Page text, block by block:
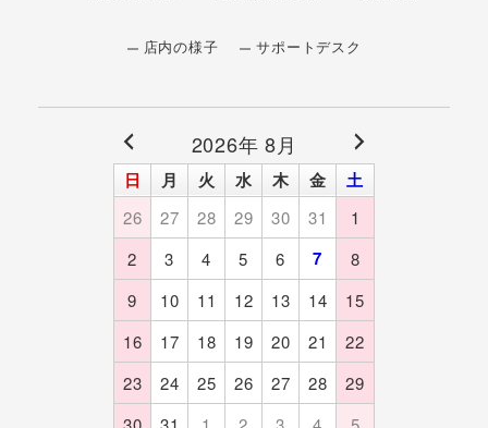
店内の様子 サポートデスク
2026年 8月
日 月 火 水 木 金 土
26 27 28 29 30 31
1
2
3 4 5 6 7
8
9
10 11 12 13 14
15
16
17 18 19 20 21
22
23
24 25 26 27 28
29